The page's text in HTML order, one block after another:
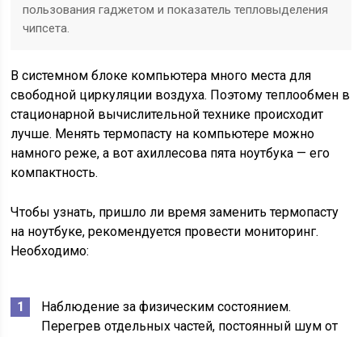
пользования гаджетом и показатель тепловыделения
чипсета.
В системном блоке компьютера много места для
свободной циркуляции воздуха. Поэтому теплообмен в
стационарной вычислительной технике происходит
лучше. Менять термопасту на компьютере можно
намного реже, а вот ахиллесова пята ноутбука — его
компактность.
Чтобы узнать, пришло ли время заменить термопасту
на ноутбуке, рекомендуется провести мониторинг.
Необходимо:
Наблюдение за физическим состоянием.
Перегрев отдельных частей, постоянный шум от